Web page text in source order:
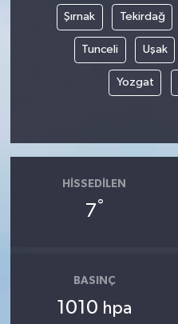
Şırnak Tekirdağ
Tunceli Uşak
Yozgat
HISSEDILEN
7°
BASINÇ
1010 hpa